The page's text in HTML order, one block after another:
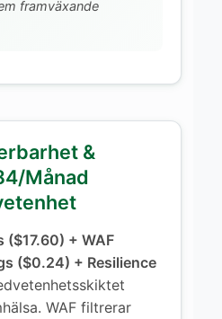
framväxande
&
Månad
($17.60) + WAF
($0.24) + Resilience
WAF filtrerar